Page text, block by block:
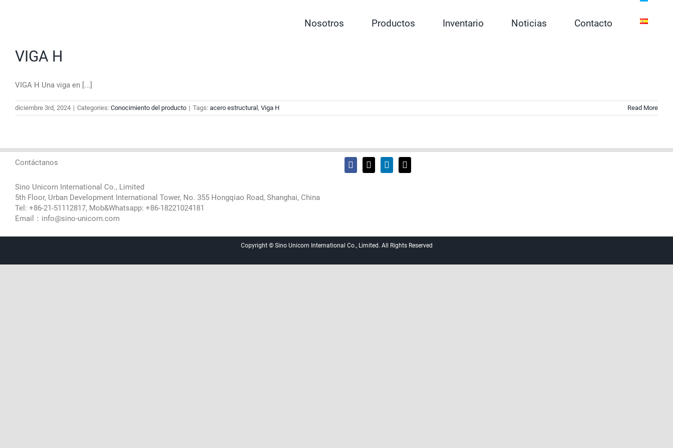
Nosotros Productos Inventario Noticias Contacto
VIGA H
VIGA H Una viga en [...]
diciembre 3rd, 2024 | Categories: Conocimiento del producto | Tags: acero estructural , Viga H Read More
Contáctanos
Sino Unicorn International Co., Limited
5th Floor, Urban Development International Tower, No. 355 Hongqiao Road, Shanghai, China
Tel: +86-21-51112817, Mob&Whatsapp: +86-18221024181
Email：info@sino-unicorn.com
Copyright © Sino Unicorn International Co., Limited. All Rights Reserved